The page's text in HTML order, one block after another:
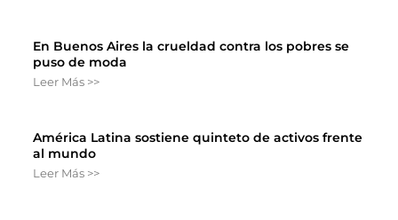
En Buenos Aires la crueldad contra los pobres se
puso de moda
Leer Más >>
América Latina sostiene quinteto de activos frente
al mundo
Leer Más >>